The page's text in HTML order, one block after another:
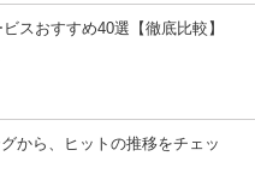
スおすすめ40選【徹底比較】
から、ヒットの推移をチェッ